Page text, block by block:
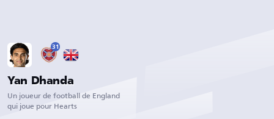
31
Yan Dhanda
Un joueur de football de England
qui joue pour Hearts